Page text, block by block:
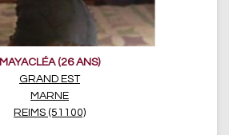
MAYACLÉA (26 ANS)
GRAND EST
MARNE
REIMS (51100)